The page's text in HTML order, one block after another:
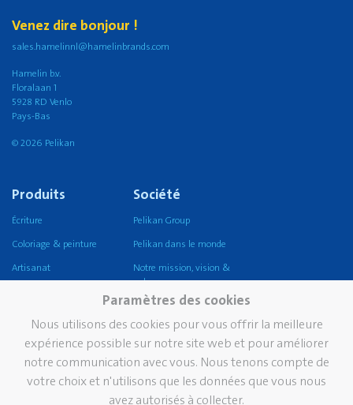
Venez dire bonjour !
sales.hamelinnl@hamelinbrands.com
Hamelin b.v.
Floralaan 1
5928 RD Venlo
Pays-Bas
© 2026 Pelikan
Produits
Écriture
Coloriage & peinture
Artisanat
Ecole
Bureau
Écriture professionnelle
Société
Pelikan Group
Pelikan dans le monde
Notre mission, vision &
valeurs
Durabilité
Pelikan TintenTurm
Paramètres des cookies
Nous utilisons des cookies pour vous offrir la meilleure
expérience possible sur notre site web et pour améliorer
notre communication avec vous. Nous tenons compte de
votre choix et n'utilisons que les données que vous nous
avez autorisés à collecter.